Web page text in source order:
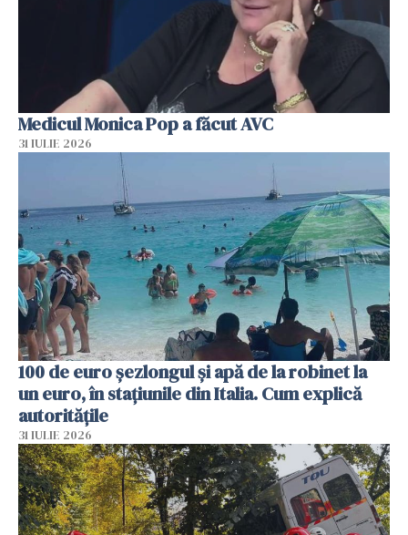
Medicul Monica Pop a făcut AVC
31 IULIE 2026
100 de euro șezlongul și apă de la robinet la
un euro, în stațiunile din Italia. Cum explică
autoritățile
31 IULIE 2026